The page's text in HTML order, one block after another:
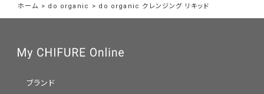
ホーム > do organic > do organic クレンジング リキッド
ブランド